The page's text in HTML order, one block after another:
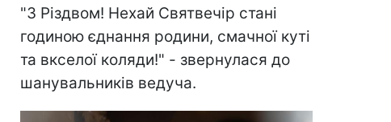
"З Різдвом! Нехай Святвечір стані
годиною єднання родини, смачної куті
та вкселої коляди!" - звернулася до
шанувальників ведуча.